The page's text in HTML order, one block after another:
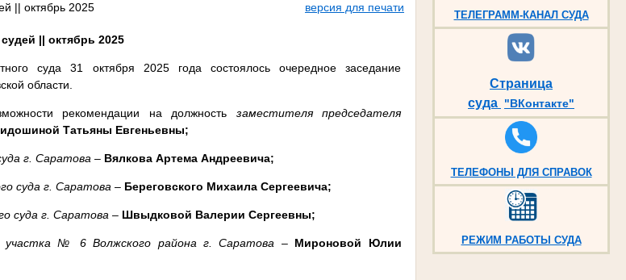
ТЕЛЕГРАММ-КАНАЛ СУДА
Страница
суда "ВКонтакте"
ТЕЛЕФОНЫ ДЛЯ СПРАВОК
РЕЖИМ РАБОТЫ СУДА
|| октябрь 2025
версия для печати
|| октябрь 2025
суда 31 октября 2025 года состоялось очередное заседание
области.
рекомендации на должность заместителя председателя
Татьяны Евгеньевны;
г. Саратова – Вялкова Артема Андреевича;
суда г. Саратова – Береговского Михаила Сергеевича;
суда г. Саратова – Швыдковой Валерии Сергеевны;
участка № 6 Волжского района г. Саратова – Мироновой Юлии